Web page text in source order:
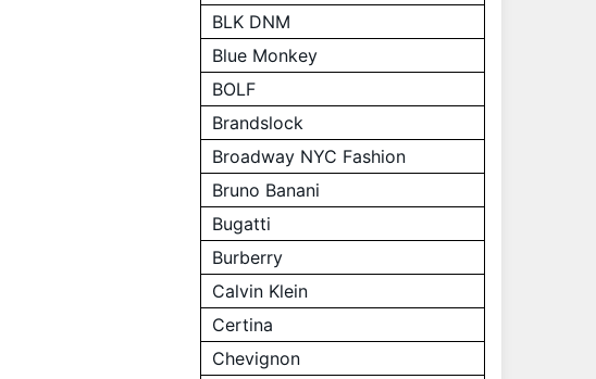
BLK DNM
Blue Monkey
BOLF
Brandslock
Broadway NYC Fashion
Bruno Banani
Bugatti
Burberry
Calvin Klein
Certina
Chevignon